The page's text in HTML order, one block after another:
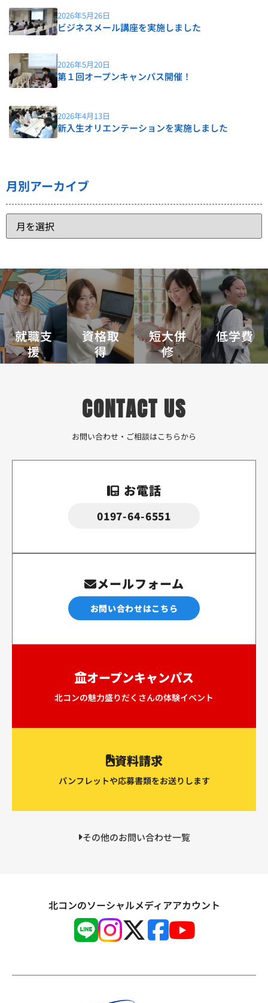
2026年5月26日
ビジネスメール講座を実施しました
2026年5月20日
第１回オープンキャンパス開催！
2026年4月13日
新入生オリエンテーションを実施しました
月別アーカイブ
就職支
援
資格取
得
短大併
修
低学費
CONTACT US
お問い合わせ・ご相談はこちらから
お電話
0197-64-6551
メールフォーム
お問い合わせはこちら
オープンキャンパス
北コンの魅力盛りだくさんの体験イベント
資料請求
パンフレットや応募書類をお送りします
その他のお問い合わせ一覧
北コンのソーシャルメディアアカウント